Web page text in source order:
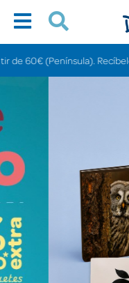
Recíbelo en 24/48